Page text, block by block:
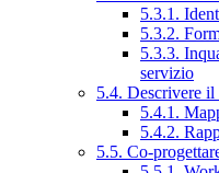
5.3.1.
5.3.2.
5.3.3.
servizio
5.4. Descrivere
5.4.1.
5.4.2.
5.5. Co-